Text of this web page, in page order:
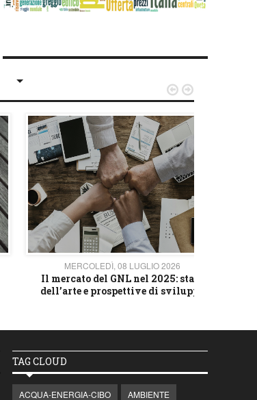
MERCOLEDÌ, 08 LUGLIO 2026
Il mercato del GNL nel 2025: stato
dell’arte e prospettive di sviluppo
 
TAG CLOUD
ACQUA-ENERGIA-CIBO
AMBIENTE